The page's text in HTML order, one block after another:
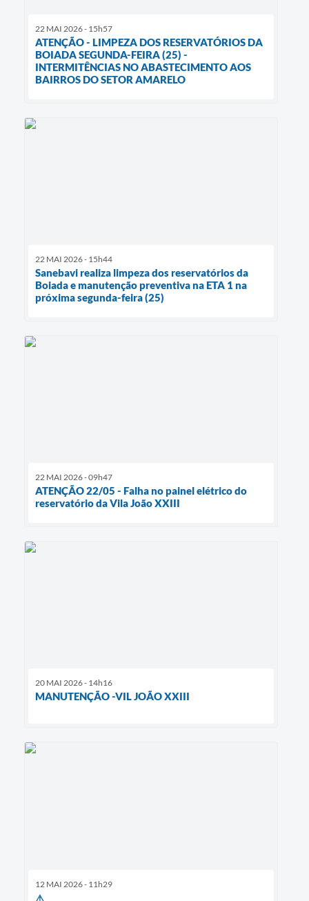
22 MAI 2026 - 15h57
ATENÇÃO - LIMPEZA DOS RESERVATÓRIOS DA
BOIADA SEGUNDA-FEIRA (25) -
INTERMITÊNCIAS NO ABASTECIMENTO AOS
BAIRROS DO SETOR AMARELO
22 MAI 2026 - 15h44
Sanebavi realiza limpeza dos reservatórios da
Boiada e manutenção preventiva na ETA 1 na
próxima segunda-feira (25)
22 MAI 2026 - 09h47
ATENÇÃO 22/05 - Falha no painel elétrico do
reservatório da Vila João XXIII
20 MAI 2026 - 14h16
MANUTENÇÃO -VIL JOÃO XXIII
12 MAI 2026 - 11h29
⚠️